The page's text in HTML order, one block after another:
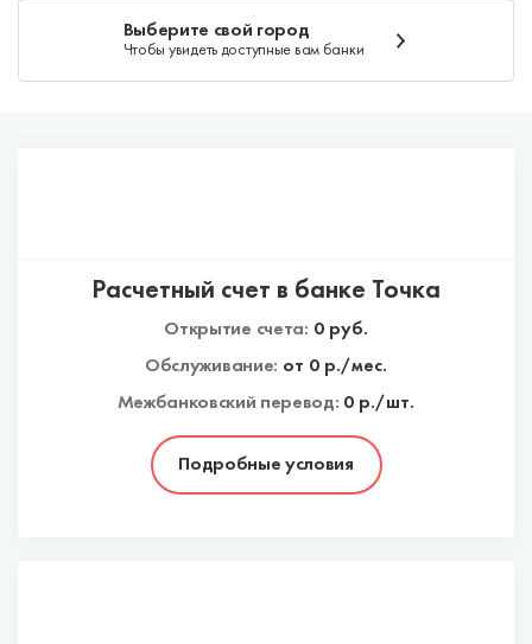
Выберите свой город
Чтобы увидеть доступные вам банки
Подробные условия
Расчетный счет в банке Точка
Открытие счета: 0руб.
Обслуживание: от 0р./мес.
Межбанковский перевод: 0 р./шт.